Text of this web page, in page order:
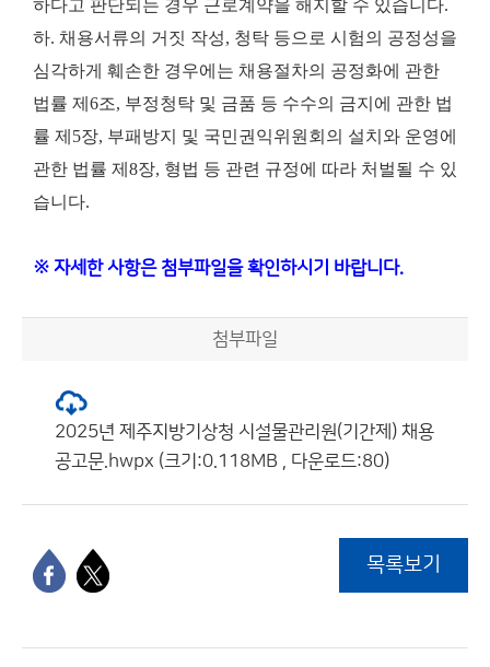
하다고 판단되는 경우 근로계약을 해지할 수 있습니다.
하. 채용서류의 거짓 작성, 청탁 등으로 시험의 공정성을
심각하게 훼손한 경우에는 채용절차의 공정화에 관한
법률 제6조, 부정청탁 및 금품 등 수수의 금지에 관한 법
률 제5장, 부패방지 및 국민권익위원회의 설치와 운영에
관한 법률 제8장, 형법 등 관련 규정에 따라 처벌될 수 있
습니다.
※ 자세한 사항은 첨부파일을 확인하시기 바랍니다.
첨부파일
2025년 제주지방기상청 시설물관리원(기간제) 채용
공고문.hwpx (크기:0.118MB , 다운로드:80)
목록보기